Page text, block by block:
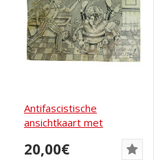
Antifascistische
ansichtkaart met
karikatuur van Hitler en...
20,00€